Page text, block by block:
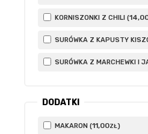
KORNISZONKI Z CHILI (14
SURÓWKA Z KAPUSTY
SURÓWKA Z MARCHEWKI I
DODATKI
MAKARON (11,00ZŁ)